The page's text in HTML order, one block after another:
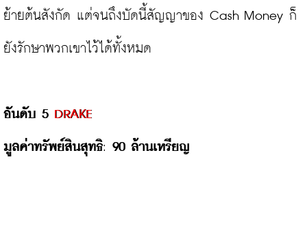
ย้ายต้นสังกัด แต่จนถึงบัดนี้สัญญาของ Cash Money ก็
ยังรักษาพวกเขาไว้ได้ทั้งหมด
อันดับ 5 DRAKE
มูลค่าทรัพย์สินสุทธิ: 90 ล้านเหรียญ